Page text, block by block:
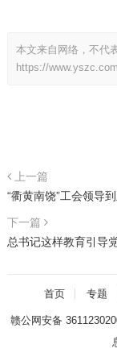
本文来自网络，不代
https://
上一篇
“衢黄南饶”工会领导
下一篇
总书记这样教育引导
首页 专题
赣公网安备